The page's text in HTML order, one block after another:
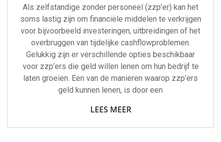
Als zelfstandige zonder personeel (zzp’er) kan het
soms lastig zijn om financiële middelen te verkrijgen
voor bijvoorbeeld investeringen, uitbreidingen of het
overbruggen van tijdelijke cashflowproblemen.
Gelukkig zijn er verschillende opties beschikbaar
voor zzp’ers die geld willen lenen om hun bedrijf te
laten groeien. Een van de manieren waarop zzp’ers
geld kunnen lenen, is door een
LEES MEER